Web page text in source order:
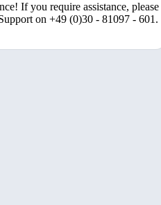
If you require assistance, please
on +49 (0)30 - 81097 - 601.